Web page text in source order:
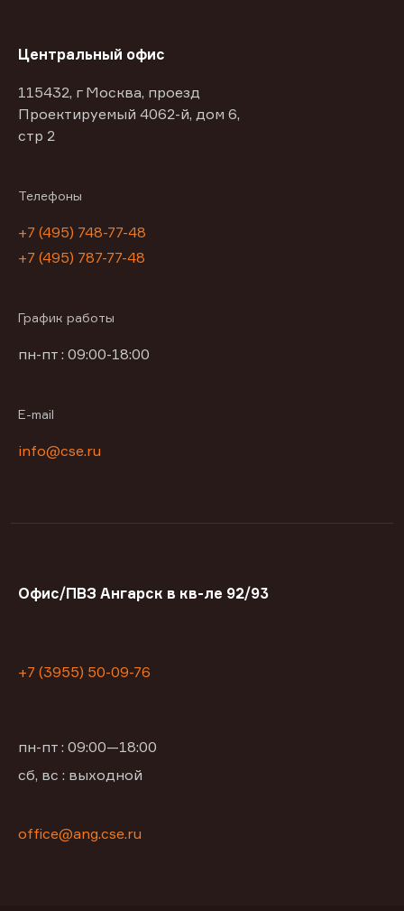
Центральный офис
115432, г Москва, проезд
Проектируемый 4062-й, дом 6,
стр 2
Телефоны
+7 (495) 748-77-48
+7 (495) 787-77-48
График работы
пн-пт : 09:00-18:00
E-mail
info@cse.ru
Офис/ПВЗ Ангарск в кв-ле 92/93
+7 (3955) 50-09-76
пн-пт : 09:00—18:00
сб, вс : выходной
office@ang.cse.ru